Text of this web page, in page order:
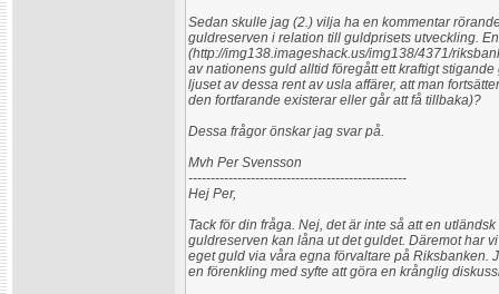
Sedan skulle jag (2.) vilja ha en kommentar
guldreserven i relation till guldprisets utveckling.
(http://img138.imageshack.us/img138/4371/
av nationens guld alltid föregått ett kraftigt
ljuset av dessa rent av usla affärer, att man
den fortfarande existerar eller går att få tillbaka)?
Dessa frågor önskar jag svar på.
Mvh Per Svensson
-------------------------------------------------
Hej Per,
Tack för din fråga. Nej, det är inte så att en
guldreserven kan låna ut det guldet. Däremot har
eget guld via våra egna förvaltare på Riksbanken.
en förenkling med syfte att göra en krånglig